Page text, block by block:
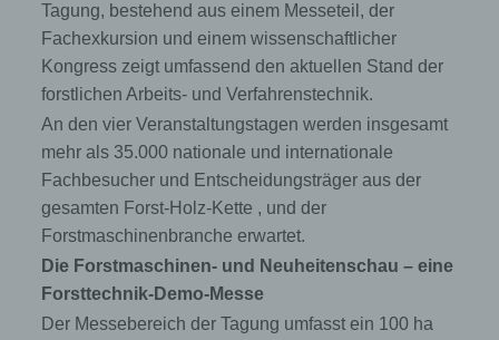
Tagung, bestehend aus einem Messeteil, der
Fachexkursion und einem wissenschaftlicher
Kongress zeigt umfassend den aktuellen Stand der
forstlichen Arbeits- und Verfahrenstechnik.
An den vier Veranstaltungstagen werden insgesamt
mehr als 35.000 nationale und internationale
Fachbesucher und Entscheidungsträger aus der
gesamten Forst-Holz-Kette , und der
Forstmaschinenbranche erwartet.
Die Forstmaschinen- und Neuheitenschau – eine
Forsttechnik-Demo-Messe
Der Messebereich der Tagung umfasst ein 100 ha